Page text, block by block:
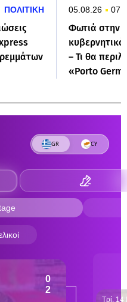
ΠΟΛΙΤΙΚΗ 05.08.26
Φωτιά στην
κυβερνητικό
– Τι θα
«Porto